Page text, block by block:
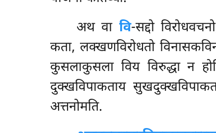
अथ वा वि-सद्दो
कता, लक्खणविरोधतो
कुसलाकुसला विय विरुद्धा न
दुक्खविपाकताय
अत्तनोमति.